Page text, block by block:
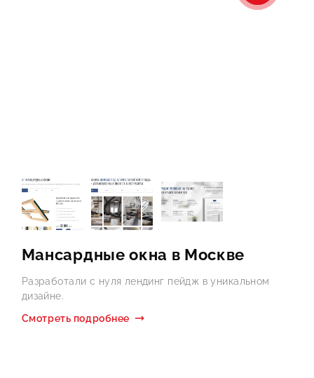
Мансардные окна в Москве
Разработали с нуля лендинг пейдж в уникальном
дизайне.
Смотреть подробнее